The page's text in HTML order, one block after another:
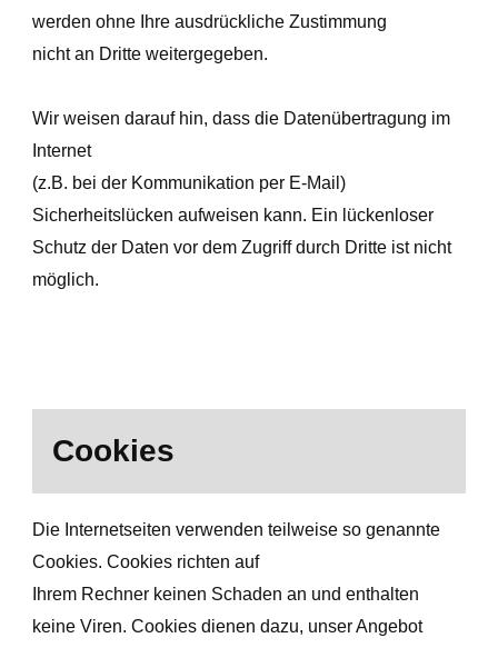
werden ohne Ihre ausdrückliche Zustimmung
nicht an Dritte weitergegeben.
Wir weisen darauf hin, dass die Datenübertragung im
Internet
(z.B. bei der Kommunikation per E-Mail)
Sicherheitslücken aufweisen kann. Ein lückenloser
Schutz der Daten vor dem Zugriff durch Dritte ist nicht
möglich.
Cookies
Die Internetseiten verwenden teilweise so genannte
Cookies. Cookies richten auf
Ihrem Rechner keinen Schaden an und enthalten
keine Viren. Cookies dienen dazu, unser Angebot